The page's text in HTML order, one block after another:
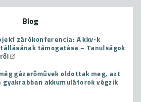
Blog
zárókonferencia: A kkv-k
támogatása – Tanulságok
gázerőművek oldottak meg, azt
gyakrabban akkumulátorok végzik